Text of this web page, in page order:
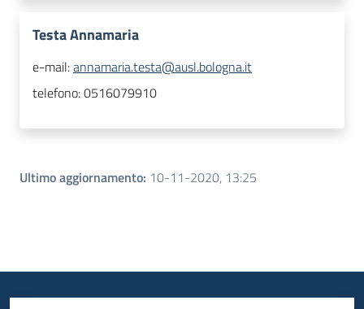
Testa Annamaria
e-mail:annamaria.testa@ausl.bologna.it
telefono:0516079910
Ultimo aggiornamento: 10-11-2020, 13:25